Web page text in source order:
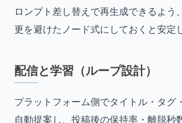
ロンプト差し替えで再生成できるよう
更を避けたノード式にしておくと安定
配信と学習（ループ設計）
プラットフォーム側でタイトル・タグ
自動提案し、投稿後の保持率・離脱秒